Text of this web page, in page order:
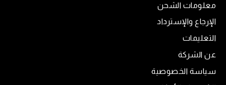
معلومات الشحن
الإرجاع والإسترداد
التعليمات
عن الشركة
سياسة الخصوصية